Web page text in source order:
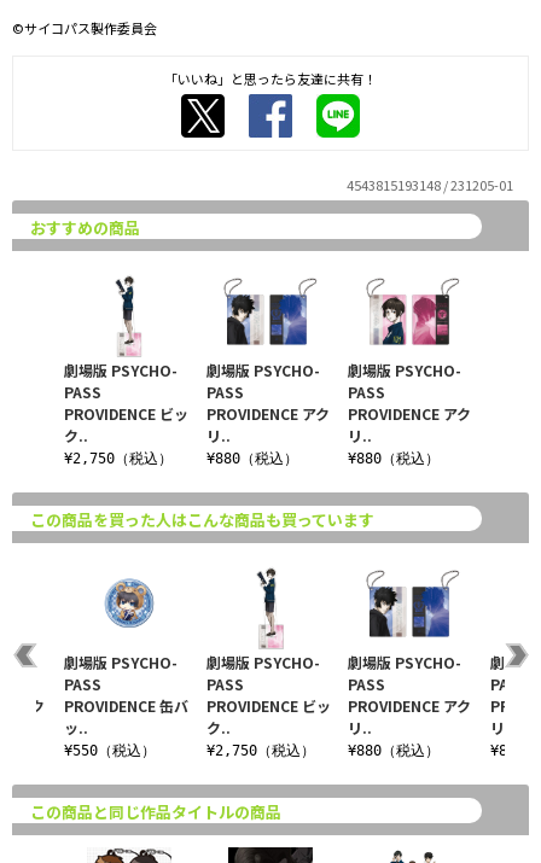
©サイコパス製作委員会
「いいね」と思ったら友達に共有！
4543815193148 / 231205-01
おすすめの商品
劇場版 PSYCHO-
PASS
PROVIDENCE アク
リ..
¥880（税込）
劇場版 PSYCHO-
PASS
PROVIDENCE アク
リ..
¥880（税込）
劇場版 PSYCHO-
PASS
PROVIDENCE ビッ
ク..
¥2,750（税込）
この商品を買った人はこんな商品も買っています
劇場版 PSYCHO-
PASS
PROVIDENCE ビッ
ク..
¥2,750（税込）
劇場版 PSYCHO-
PASS
PROVIDENCE アク
リ..
¥880（税込）
劇場版
PASS
リ..
¥880
アク
劇場版 PSYCHO-
PASS
PROVIDENCE 缶バ
ッ..
¥550（税込）
この商品と同じ作品タイトルの商品